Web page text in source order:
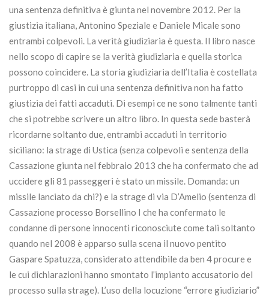
una sentenza definitiva è giunta nel novembre 2012. Per la
giustizia italiana, Antonino Speziale e Daniele Micale sono
entrambi colpevoli. La verità giudiziaria è questa. Il libro nasce
nello scopo di capire se la verità giudiziaria e quella storica
possono coincidere. La storia giudiziaria dell’Italia è costellata
purtroppo di casi in cui una sentenza definitiva non ha fatto
giustizia dei fatti accaduti. Di esempi ce ne sono talmente tanti
che si potrebbe scrivere un altro libro. In questa sede basterà
ricordarne soltanto due, entrambi accaduti in territorio
siciliano: la strage di Ustica (senza colpevoli e sentenza della
Cassazione giunta nel febbraio 2013 che ha confermato che ad
uccidere gli 81 passeggeri è stato un missile. Domanda: un
missile lanciato da chi?) e la strage di via D’Amelio (sentenza di
Cassazione processo Borsellino I che ha confermato le
condanne di persone innocenti riconosciute come tali soltanto
quando nel 2008 è apparso sulla scena il nuovo pentito
Gaspare Spatuzza, considerato attendibile da ben 4 procure e
le cui dichiarazioni hanno smontato l’impianto accusatorio del
processo sulla strage). L’uso della locuzione “errore giudiziario”